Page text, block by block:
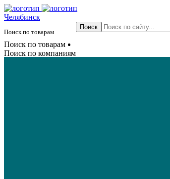
Челябинск
Поиск по товарам
Поиск по товарам
Поиск по компаниям